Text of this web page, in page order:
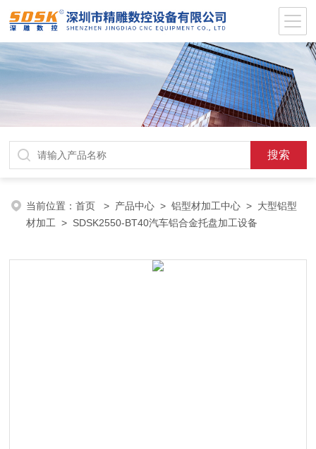
当前位置：首页 > 产品中心 >铝型材加工中心 > 大型铝型
材加工 > SDSK2550-BT40汽车铝合金托盘加工设备